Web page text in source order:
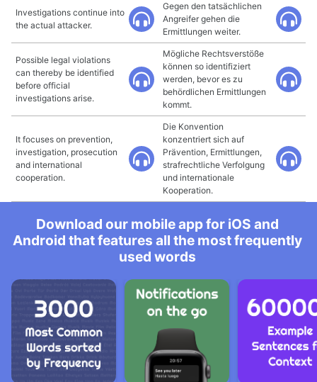
Investigations continue into
the actual attacker.
Gegen den tatsächlichen
Angreifer gehen die
Ermittlungen weiter.
Possible legal violations
can thereby be identified
before official
investigations arise.
Mögliche Rechtsverstöße
können so identifiziert
werden, bevor es zu
behördlichen Ermittlungen
kommt.
It focuses on prevention,
investigation, prosecution
and international
cooperation.
Die Konvention
konzentriert sich auf
Prävention, Ermittlungen,
strafrechtliche Verfolgung
und internationale
Kooperation.
Download our mobile app for iOS and
Android that features all the most frequently
used words